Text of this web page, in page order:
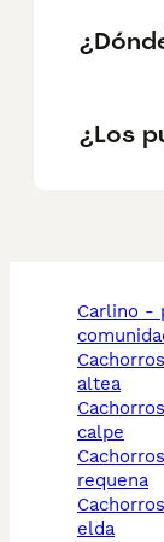
¿Los
carlino - pug
cachorros carlino - pug
altea
cachorros carlino - pug
calpe
cachorros carlino - pug
requena
cachorros carlino - pug
elda